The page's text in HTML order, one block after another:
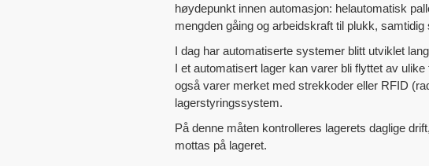
høydepunkt innen automasjon: helautomatisk
mengden gåing og arbeidskraft til plukk,
I dag har automatiserte systemer blitt utviklet
I et automatisert lager kan varer bli flyttet av
også varer merket med strekkoder eller RFID
lagerstyringssystem.
På denne måten kontrolleres lagerets daglige
mottas på lageret.